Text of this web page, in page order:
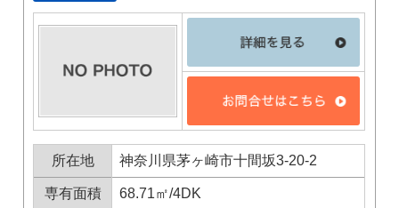
所在地 神奈川県茅ヶ崎市十間坂3-20-2
専有面積 68.71㎡/4DK